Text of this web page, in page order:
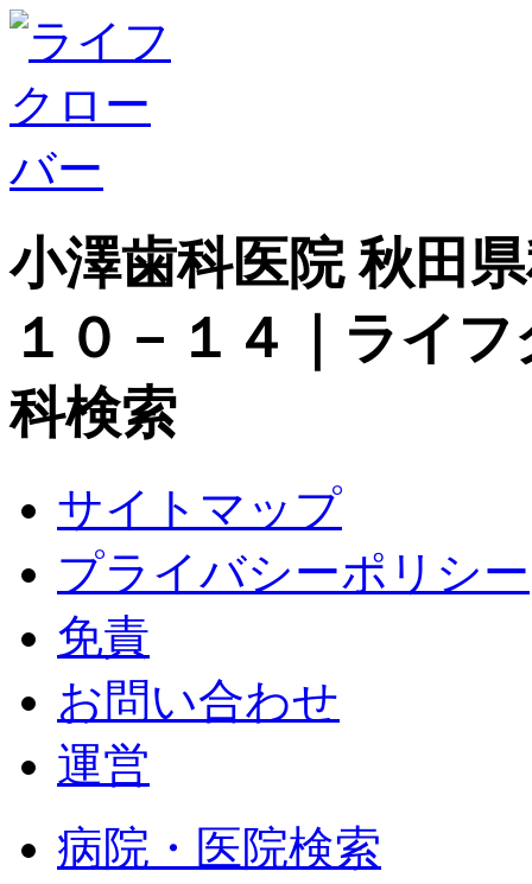
小澤歯科医院 秋田
１０－１４｜ライ
科検索
サイトマップ
プライバシーポリシー
免責
お問い合わせ
運営
病院・医院検索